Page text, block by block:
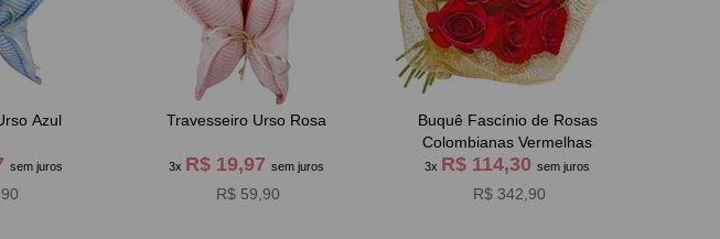
Azul
sem juros
Travesseiro Urso Rosa
3x R$ 19,97 sem juros
R$ 59,90
Buquê Fascínio de Rosas
Colombianas Vermelhas
3x R$ 114,30sem juros
R$ 342,90